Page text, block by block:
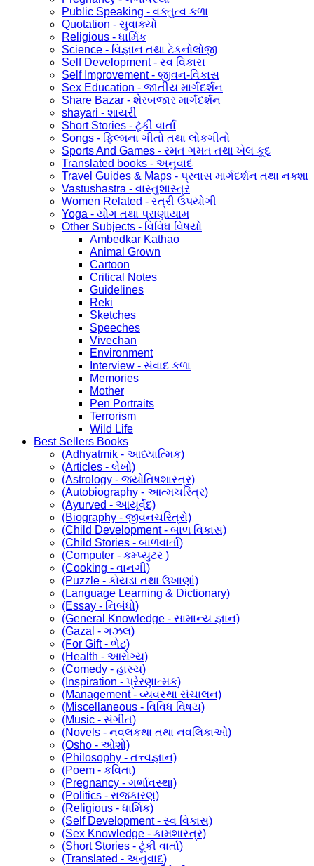
Public Speaking - વક્તુત્વ કળા
Quotation - સુવાક્યો
Religious - ધાર્મિક
Science - વિજ્ઞાન તથા ટેકનોલોજી
Self Development - સ્વ વિકાસ
Self Improvement - જીવન-વિકાસ
Sex Education - જાતીય માર્ગદર્શન
Share Bazar - શેરબજાર માર્ગદર્શન
shayari - શાયરી
Short Stories - ટૂંકી વાર્તા
Songs - ફિલ્મના ગીતો તથા લોકગીતો
Sports And Games - રમત ગમત તથા ખેલ કૂદ
Translated books - અનુવાદ
Travel Guides & Maps - પ્રવાસ માર્ગદર્શન તથા નક્શા
Vastushastra - વાસ્તુશાસ્ત્ર
Women Related - સ્ત્રી ઉપયોગી
Yoga - યોગ તથા પ્રાણાયામ
Other Subjects - વિવિધ વિષયો
Ambedkar Kathao
Animal Grown
Cartoon
Critical Notes
Guidelines
Reki
Sketches
Speeches
Vivechan
Environment
Interview - સંવાદ કળા
Memories
Mother
Pen Portraits
Terrorism
Wild Life
Best Sellers Books
(Adhyatmik - આધ્યાત્મિક)
(Articles - લેખો)
(Astrology - જ્યોતિષશાસ્ત્ર)
(Autobiography - આત્મચરિત્ર)
(Ayurved - આયૂર્વેદ)
(Biography - જીવનચરિત્રો)
(Child Development - બાળ વિકાસ)
(Child Stories - બાળવાર્તા)
(Computer - કમ્પ્યુટર )
(Cooking - વાનગી)
(Puzzle - કોયડા તથા ઉખાણાં)
(Language Learning & Dictionary)
(Essay - નિબંધો)
(General Knowledge - સામાન્ય જ્ઞાન)
(Gazal - ગઝલ)
(For Gift - ભેટ)
(Health - આરોગ્ય)
(Comedy - હાસ્ય)
(Inspiration - પ્રેરણાત્મક)
(Management - વ્યવસ્થા સંચાલન)
(Miscellaneous - વિવિધ વિષય)
(Music - સંગીત)
(Novels - નવલકથા તથા નવલિકાઓ)
(Osho - ઓશો)
(Philosophy - તત્ત્વજ્ઞાન)
(Poem - કવિતા)
(Pregnancy - ગર્ભાવસ્થા)
(Politics - રાજકારણ)
(Religious - ધાર્મિક)
(Self Development - સ્વ વિકાસ)
(Sex Knowledge - કામશાસ્ત્ર)
(Short Stories - ટૂંકી વાર્તા)
(Translated - અનુવાદ)